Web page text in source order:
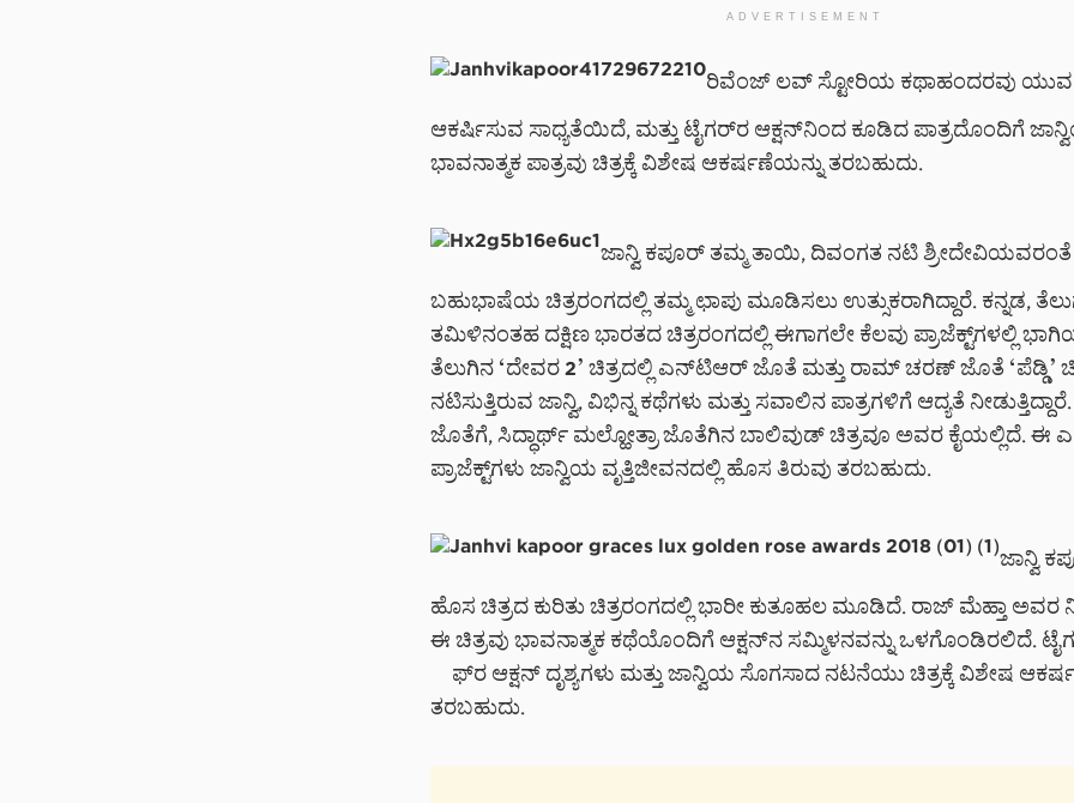
ADVERTISEMENT
ರಿವೆಂಜ್ ಲವ್ ಸ್ಟೋರಿಯ ಕಥಾಹಂದರವು ಯುವ
ಆಕರ್ಷಿಸುವ ಸಾಧ್ಯತೆಯಿದೆ, ಮತ್ತು ಟೈಗರ್‌ರ ಆಕ್ಷನ್‌ನಿಂದ ಕೂಡಿದ ಪಾತ್ರದೊಂದಿಗೆ
ಭಾವನಾತ್ಮಕ ಪಾತ್ರವು ಚಿತ್ರಕ್ಕೆ ವಿಶೇಷ ಆಕರ್ಷಣೆಯನ್ನು ತರಬಹುದು.
ಜಾನ್ವಿ ಕಪೂರ್ ತಮ್ಮ ತಾಯಿ, ದಿವಂಗತ ನಟಿ ಶ್ರೀದೇವಿಯವರಂತೆ
ಬಹುಭಾಷೆಯ ಚಿತ್ರರಂಗದಲ್ಲಿ ತಮ್ಮ ಛಾಪು ಮೂಡಿಸಲು ಉತ್ಸುಕರಾಗಿದ್ದಾರೆ. ಕನ್ನಡ,
ತಮಿಳಿನಂತಹ ದಕ್ಷಿಣ ಭಾರತದ ಚಿತ್ರರಂಗದಲ್ಲಿ ಈಗಾಗಲೇ ಕೆಲವು ಪ್ರಾಜೆಕ್ಟ್‌ಗಳಲ್ಲಿ
ತೆಲುಗಿನ ‘ದೇವರ 2’ ಚಿತ್ರದಲ್ಲಿ ಎನ್‌ಟಿಆರ್ ಜೊತೆ ಮತ್ತು ರಾಮ್ ಚರಣ್ ಜೊತೆ ‘ಪೆಡ್ಡಿ’
ನಟಿಸುತ್ತಿರುವ ಜಾನ್ವಿ, ವಿಭಿನ್ನ ಕಥೆಗಳು ಮತ್ತು ಸವಾಲಿನ ಪಾತ್ರಗಳಿಗೆ ಆದ್ಯತೆ
ಜೊತೆಗೆ, ಸಿದ್ಧಾರ್ಥ್ ಮಲ್ಹೋತ್ರಾ ಜೊತೆಗಿನ ಬಾಲಿವುಡ್ ಚಿತ್ರವೂ ಅವರ ಕೈಯಲ್ಲಿದೆ. ಈ
ಪ್ರಾಜೆಕ್ಟ್‌ಗಳು ಜಾನ್ವಿಯ ವೃತ್ತಿಜೀವನದಲ್ಲಿ ಹೊಸ ತಿರುವು ತರಬಹುದು.
ಜಾನ್ವಿ
ಹೊಸ ಚಿತ್ರದ ಕುರಿತು ಚಿತ್ರರಂಗದಲ್ಲಿ ಭಾರೀ ಕುತೂಹಲ ಮೂಡಿದೆ. ರಾಜ್ ಮೆಹ್ತಾ ಅವರ
ಈ ಚಿತ್ರವು ಭಾವನಾತ್ಮಕ ಕಥೆಯೊಂದಿಗೆ ಆಕ್ಷನ್‌ನ ಸಮ್ಮಿಳನವನ್ನು ಒಳಗೊಂಡಿರಲಿದೆ.
ಫ್‌ರ ಆಕ್ಷನ್ ದೃಶ್ಯಗಳು ಮತ್ತು ಜಾನ್ವಿಯ ಸೊಗಸಾದ ನಟನೆಯು ಚಿತ್ರಕ್ಕೆ ವಿಶೇಷ
ತರಬಹುದು.